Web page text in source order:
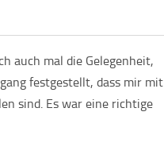
auch mal die Gelegenheit,
festgestellt, dass mir mit
sind. Es war eine richtige